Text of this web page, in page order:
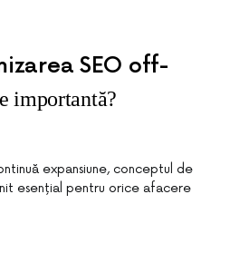
SEO off-
importantă?
expansiune, conceptul de
esențial pentru orice afacere